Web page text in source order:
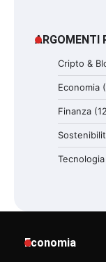
ARGOMENTI
Cripto &
Economia
Finanza
Tecnologia
Economia